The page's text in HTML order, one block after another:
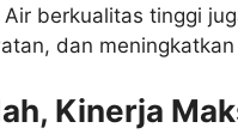
berkualitas tinggi
dan
Kinerja